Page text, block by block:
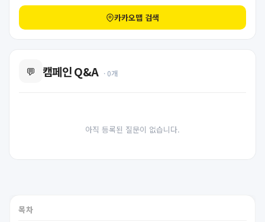
카카오맵 검색
💬 캠페인 Q&A · 0개
아직 등록된 질문이 없습니다.
목차